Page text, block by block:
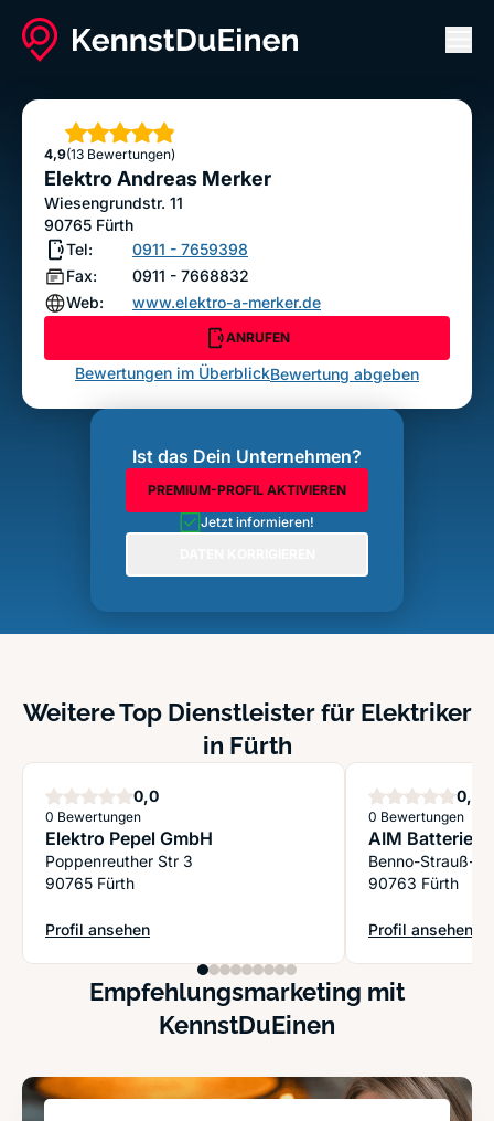
Elektro Andreas Merker
Bewertung abgeben
4,9
Sterne
(13 Bewertungen)
Elektro Andreas Merker
Wiesengrundstr. 11
90765 Fürth
Tel:
0911 - 7659398
Fax:
0911 - 7668832
Web:
www.elektro-a-merker.de
ANRUFEN
Bewertungen im ÜberblickBewertung abgeben
Ist das Dein Unternehmen?
PREMIUM-PROFIL AKTIVIEREN
Jetzt informieren!
Weitere Top Dienstleister für Elektriker
in Fürth
0,0Sterne
0 Bewertungen
Elektro Pepel GmbH
Poppenreuther Str 3
90765 Fürth
Profil ansehen
: Elektro Pepel GmbH
0,0
0 Bewertungen
AIM Batterie
Benno-Strauß-
90763 Fürth
Profil ansehen
: AIM Batterie
Empfehlungsmarketing mit
KennstDuEinen